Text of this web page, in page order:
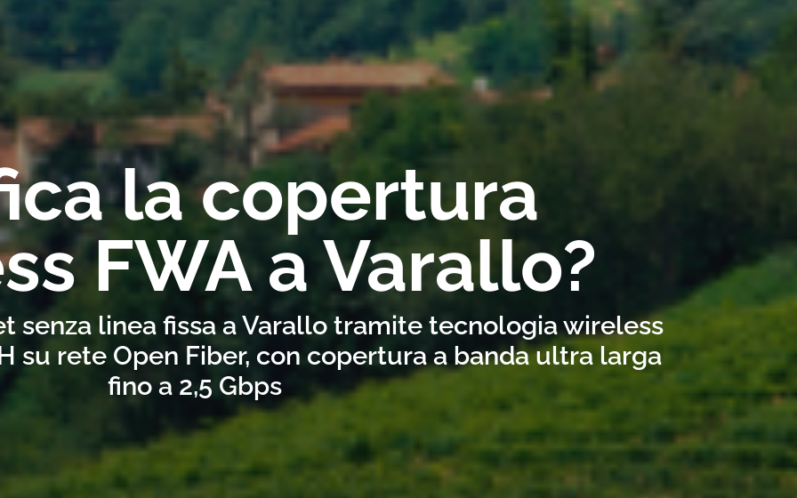
la copertura
FWA a Varallo?
senza linea fissa a Varallo tramite tecnologia wireless
su rete Open Fiber, con copertura a banda ultra larga
fino a 2,5 Gbps